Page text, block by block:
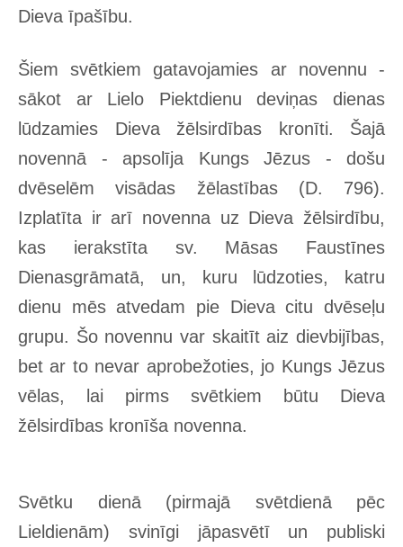
Dieva īpašību.
Šiem svētkiem gatavojamies ar novennu -
sākot ar Lielo Piektdienu deviņas dienas
lūdzamies Dieva žēlsirdības kronīti. Šajā
novennā - apsolīja Kungs Jēzus - došu
dvēselēm visādas žēlastības (D. 796).
Izplatīta ir arī novenna uz Dieva žēlsirdību,
kas ierakstīta sv. Māsas Faustīnes
Dienasgrāmatā, un, kuru lūdzoties, katru
dienu mēs atvedam pie Dieva citu dvēseļu
grupu. Šo novennu var skaitīt aiz dievbijības,
bet ar to nevar aprobežoties, jo Kungs Jēzus
vēlas, lai pirms svētkiem būtu Dieva
žēlsirdības kronīša novenna.
Svētku dienā (pirmajā svētdienā pēc
Lieldienām) svinīgi jāpasvētī un publiski